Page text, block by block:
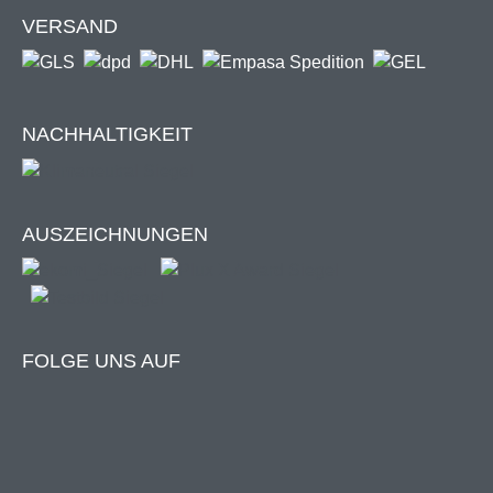
Filtert bis zu 92,83% aller Abgas- / Dieselpartikel
(Partikelgröße >= 1,0 µm)
Filtert bis zu 98,23% aller Smog-Artikel
Filtert 99,73% aller Pollen (Partikelgröße >= 5 µm)
Langlebigkeit
VERSAND
NACHHALTIGKEIT
AUSZEICHNUNGEN
FOLGE UNS AUF